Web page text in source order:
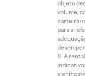
objeto
volume,
carteira
para a
A